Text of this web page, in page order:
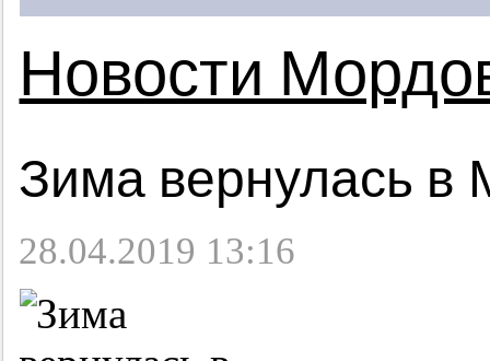
Новости
Зима вернулась
28.04.2019 13:16